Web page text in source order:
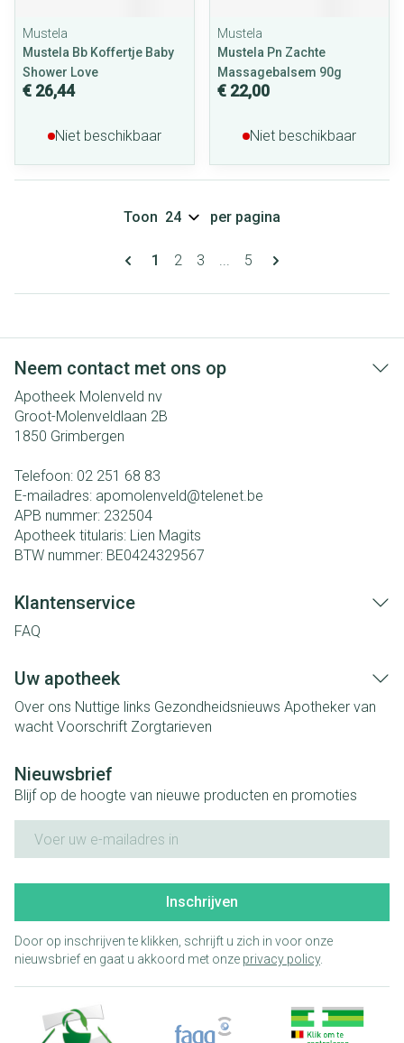
Mustela
Mustela Bb Koffertje Baby
Shower Love
€ 26,44
Niet beschikbaar
Mustela
Mustela Pn Zachte
Massagebalsem 90g
€ 22,00
Niet beschikbaar
Pagina's
U lees momenteel pagina
1 Pagina
2 Pagina
3 ... Pagina
5
Toon per pagina
Neem contact met ons op
Apotheek Molenveld nv
Groot-Molenveldlaan 2B
1850 Grimbergen
Telefoon: 02 251 68 83
E-mailadres: apomolenveld@telenet.be
APB nummer: 232504
Apotheek titularis: Lien Magits
BTW nummer: BE0424329567
Klantenservice
FAQ
Uw apotheek
Over ons Nuttige links Gezondheidsnieuws Apotheker van
wacht Voorschrift Zorgtarieven
Nieuwsbrief
Blijf op de hoogte van nieuwe producten en promoties
Inschrijven
Door op inschrijven te klikken, schrijft u zich in voor onze
nieuwsbrief en gaat u akkoord met onze privacy policy.